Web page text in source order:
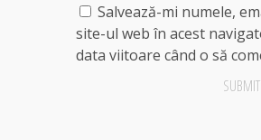
Salvează-mi numele,
site-ul web în acest
data viitoare când o să